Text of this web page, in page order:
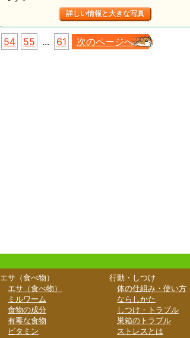
詳しい情報と大きな写真
54 55 ... 61 次のページへ
エサ（食べ物）
エサ（食べ物）
ミルワーム
食物の成分
有毒な食物
ビタミン
行動・しつけ
体の仕組み・使い方
ならしかた
しつけ・トラブル
巣箱のトラブル
ストレスとは